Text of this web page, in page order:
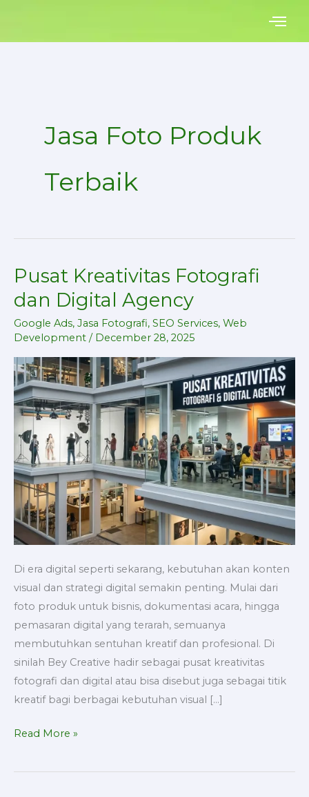
content
Jasa Foto Produk
Terbaik
Pusat Kreativitas Fotografi
dan Digital Agency
Google Ads, Jasa Fotografi, SEO Services, Web
Development / December 28, 2025
Di era digital seperti sekarang, kebutuhan akan konten
visual dan strategi digital semakin penting. Mulai dari
foto produk untuk bisnis, dokumentasi acara, hingga
pemasaran digital yang terarah, semuanya
membutuhkan sentuhan kreatif dan profesional. Di
sinilah Bey Creative hadir sebagai pusat kreativitas
fotografi dan digital atau bisa disebut juga sebagai titik
kreatif bagi berbagai kebutuhan visual […]
Pusat
Kreativitas
Fotografi
dan
Agency
Read More »